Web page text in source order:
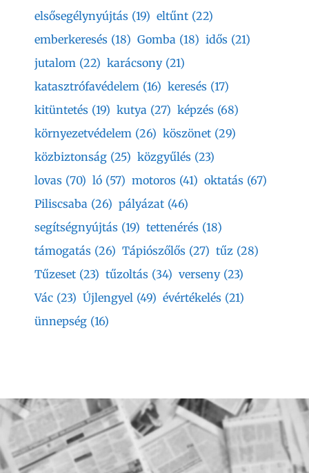
elsősegélynyújtás (19) eltűnt (22)
emberkeresés (18) Gomba (18) idős (21)
jutalom (22) karácsony (21)
katasztrófavédelem (16) keresés (17)
kitüntetés (19) kutya (27) képzés (68)
környezetvédelem (26) köszönet (29)
közbiztonság (25) közgyűlés (23)
lovas (70) ló (57) motoros (41) oktatás (67)
Piliscsaba (26) pályázat (46)
segítségnyújtás (19) tettenérés (18)
támogatás (26) Tápiószőlős (27) tűz (28)
Tűzeset (23) tűzoltás (34) verseny (23)
Vác (23) Újlengyel (49) évértékelés (21)
ünnepség (16)